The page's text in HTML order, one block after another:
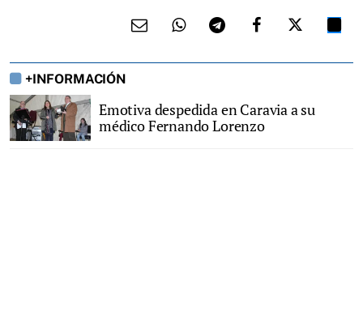
+INFORMACIÓN
Emotiva despedida en Caravia a su
médico Fernando Lorenzo